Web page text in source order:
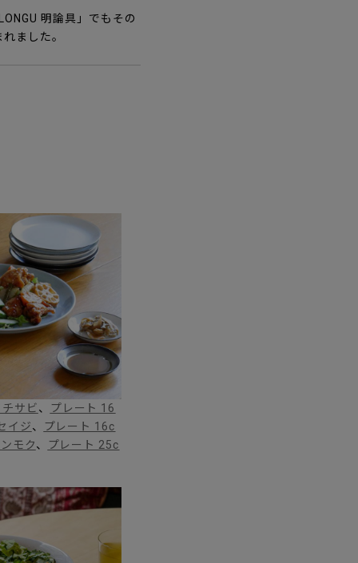
明論具」でもその
ました。
サビ、 プレート 16
イジ、 プレート 16c
モク、 プレート 25c